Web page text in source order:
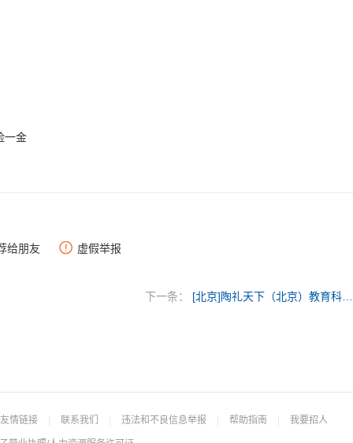
一金
给朋友 虚假举报
下一条： [北京]陶礼天下（北京）教育科技有限公司
友情链接 联系我们 违法和不良信息举报 帮助指南 我要招人